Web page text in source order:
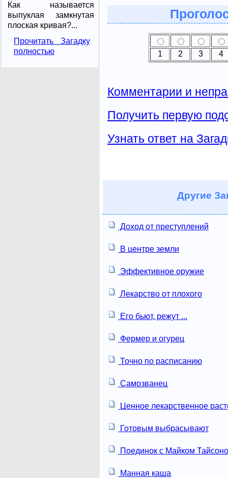
Как называется
выпуклая замкнутая
плоская кривая?...
Прочитать Загадку
полностью
1 2 3 4
Комментарии и
Получить первую
Узнать ответ на
Другие
Доход от преступлений
В центре земли
Эффективное оружие
Лекарство от плохого
Его бьют, режут ...
Фермер и огурец
Точно по расписанию
Самозванец
Ценное лекарственное
Готовым выбрасывают
Поединок с Майком
Манная каша